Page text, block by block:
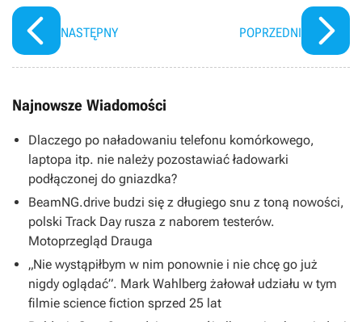
NASTĘPNY POPRZEDNI
Najnowsze Wiadomości
Dlaczego po naładowaniu telefonu komórkowego,
laptopa itp. nie należy pozostawiać ładowarki
podłączonej do gniazdka?
BeamNG.drive budzi się z długiego snu z toną nowości,
polski Track Day rusza z naborem testerów.
Motoprzegląd Drauga
„Nie wystąpiłbym w nim ponownie i nie chcę go już
nigdy oglądać”. Mark Wahlberg żałował udziału w tym
filmie science fiction sprzed 25 lat